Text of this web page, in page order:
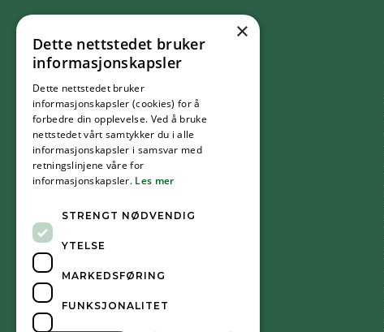
FØLG OSS
Facebook
YouTube
×
Dette nettstedet bruker
informasjonskapsler
Dette nettstedet bruker
informasjonskapsler (cookies) for å
forbedre din opplevelse. Ved å bruke
nettstedet vårt samtykker du i alle
informasjonskapsler i samsvar med
retningslinjene våre for
informasjonskapsler. Les mer
STRENGT NØDVENDIG
YTELSE
MARKEDSFØRING
FUNKSJONALITET